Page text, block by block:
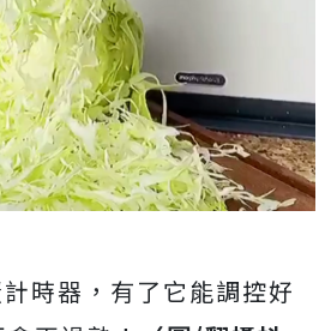
時器，有了它能調控好